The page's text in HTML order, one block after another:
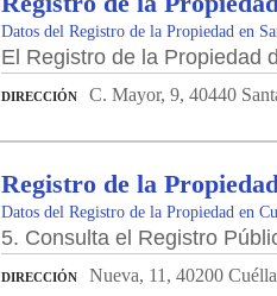
Datos del Registro de la Propiedad en
El Registro de la Propiedad
DIRECCIÓN C. Mayor, 9, 40440
Registro de la
Datos del Registro de la Propiedad en
5. Consulta el Registro
DIRECCIÓN Nueva, 11, 40200